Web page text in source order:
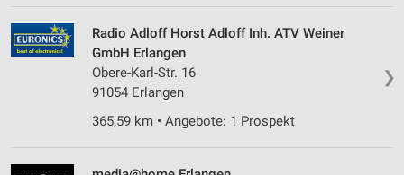
❯
Radio Adloff Horst Adloff Inh. ATV Weiner
GmbH Erlangen
Obere-Karl-Str. 16
91054 Erlangen
365,59 km • Angebote: 1 Prospekt